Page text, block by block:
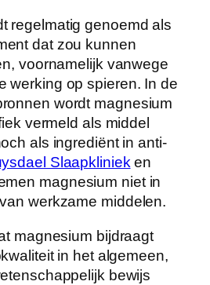
regelmatig genoemd als
dat zou kunnen
voornamelijk vanwege
werking op spieren. In de
wordt magnesium
vermeld als middel
als ingrediënt in anti-
Slaapklinieken
magnesium niet in
werkzame middelen.
magnesium bijdraagt
in het algemeen,
bewijs